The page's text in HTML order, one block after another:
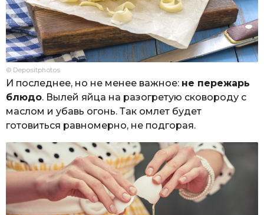
© Depositphotos
И последнее, но не менее важное: не пережарь
блюдо. Вылей яйца на разогретую сковороду с
маслом и убавь огонь. Так омлет будет
готовиться равномерно, не подгорая.